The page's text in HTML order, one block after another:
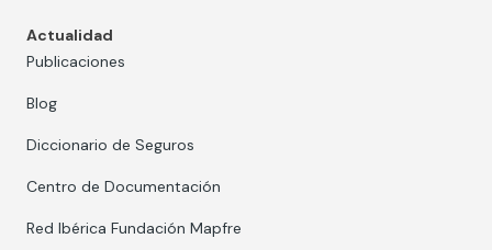
Actualidad
Publicaciones
Blog
Diccionario de Seguros
Centro de Documentación
Red Ibérica Fundación Mapfre